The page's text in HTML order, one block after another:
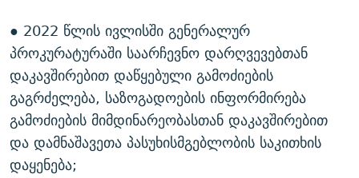
● 2022 წლის ივლისში გენერალურ
პროკურატურაში საარჩევნო დარღვევებთან
დაკავშირებით დაწყებული გამოძიების
გაგრძელება, საზოგადოების ინფორმირება
გამოძიების მიმდინარეობასთან დაკავშირებით
და დამნაშავეთა პასუხისმგებლობის საკითხის
დაყენება;